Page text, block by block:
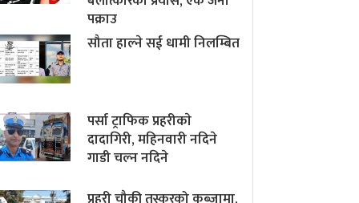
पक्राउ
सौता हाल्ने सई धामी निलम्बित
पर्सा ट्राफिक प्रहरीकाे
दादागिरी, महिनवारी नदिने
गाडी चल्न नदिने